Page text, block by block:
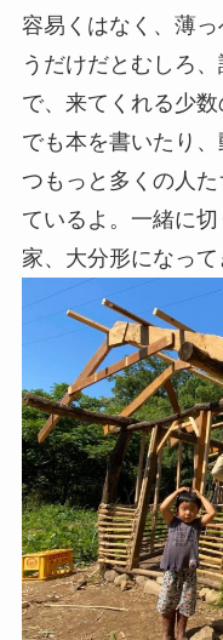
容易くはなく、薄
うだけだとむしろ
で、来てくれる少数
でも本を書いたり
つもっと多くの人
ているよ。一緒に
家、大分形になって